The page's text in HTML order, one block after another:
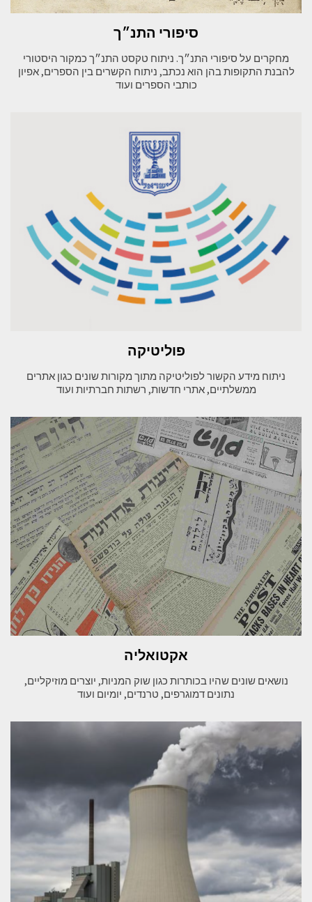
סיפורי התנ״ך
מחקרים על סיפורי התנ״ך. ניתוח טקסט התנ״ך כמקור היסטורי
להבנת התקופות בהן הוא נכתב, ניתוח הקשרים בין הספרים, אפיון
כותבי הספרים ועוד
פוליטיקה
ניתוח מידע הקשור לפוליטיקה מתוך מקורות שונים כגון אתרים
ממשלתיים, אתרי חדשות, רשתות חברתיות ועוד
אקטואליה
נושאים שונים שהיו בכותרות כגון שוק המניות, יוצרים מוזיקליים,
נתונים דמוגרפים, טרנדים, יומיום ועוד